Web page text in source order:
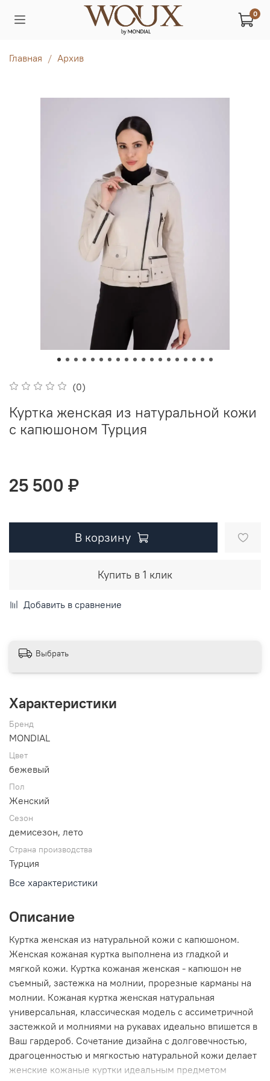
0
Главная Архив
(0)
Куртка женская из натуральной кожи
с капюшоном Турция
25 500 ₽
В корзину
Купить в 1 клик
Добавить в сравнение
Выбрать
Характеристики
Бренд
MONDIAL
Цвет
бежевый
Пол
Женский
Сезон
демисезон, лето
Страна производства
Турция
Все характеристики
Описание
Куртка женская из натуральной кожи с капюшоном.
Женская кожаная куртка выполнена из гладкой и
мягкой кожи. Куртка кожаная женская - капюшон не
съемный, застежка на молнии, прорезные карманы на
молнии. Кожаная куртка женская натуральная
универсальная, классическая модель с ассиметричной
застежкой и молниями на рукавах идеально впишется в
Ваш гардероб. Сочетание дизайна с долговечностью,
драгоценностью и мягкостью натуральной кожи делает
женские кожаные куртки идеальным предметом